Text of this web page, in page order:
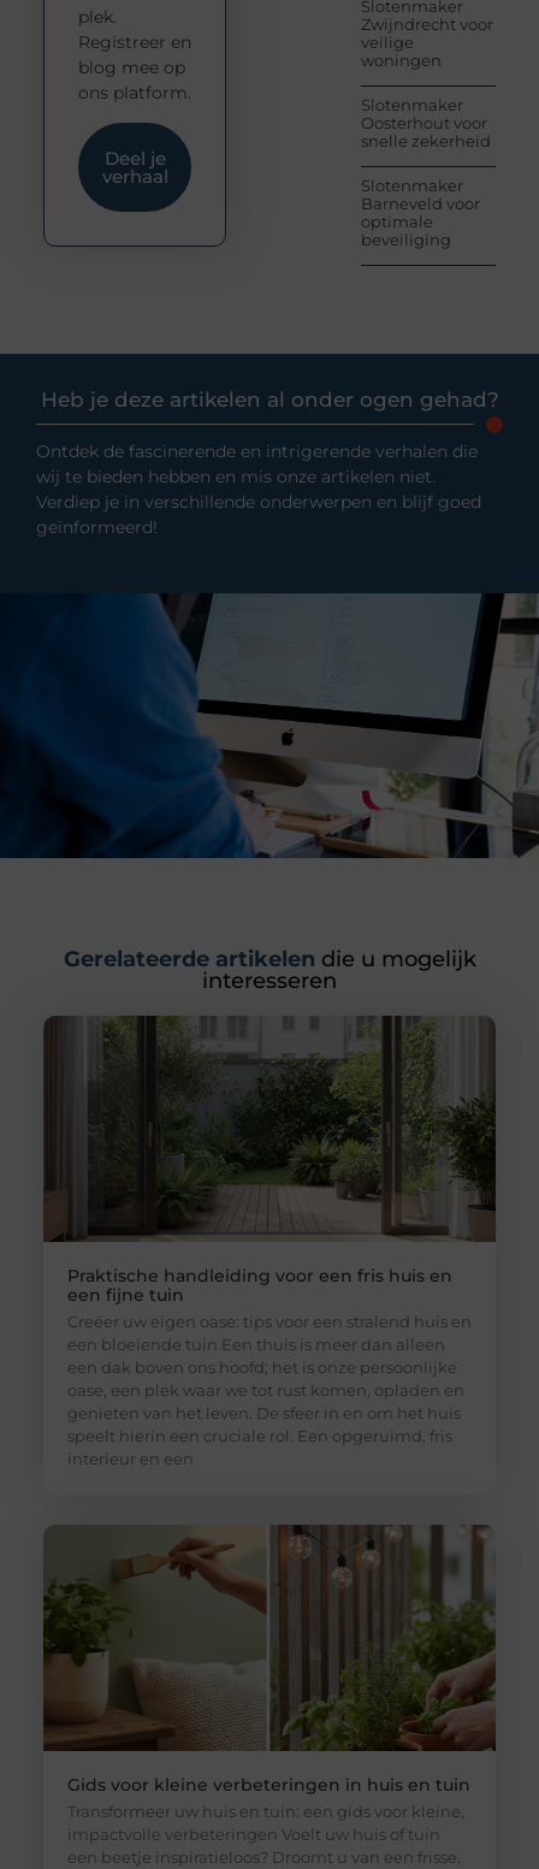
Slotenmaker
Zwijndrecht voor
veilige
woningen
Slotenmaker
Oosterhout voor
snelle zekerheid
Slotenmaker
Barneveld voor
optimale
beveiliging
plek.
Registreer en
blog mee op
ons platform.
Deel je
verhaal
Heb je deze artikelen al onder ogen gehad?
Ontdek de fascinerende en intrigerende verhalen die
wij te bieden hebben en mis onze artikelen niet.
Verdiep je in verschillende onderwerpen en blijf goed
geïnformeerd!
Gerelateerde artikelen die u mogelijk
interesseren
Praktische handleiding voor een fris huis en
een fijne tuin
Creëer uw eigen oase: tips voor een stralend huis en
een bloeiende tuin Een thuis is meer dan alleen
een dak boven ons hoofd; het is onze persoonlijke
oase, een plek waar we tot rust komen, opladen en
genieten van het leven. De sfeer in en om het huis
speelt hierin een cruciale rol. Een opgeruimd, fris
interieur en een
Gids voor kleine verbeteringen in huis en tuin
Transformeer uw huis en tuin: een gids voor kleine,
impactvolle verbeteringen Voelt uw huis of tuin
een beetje inspiratieloos? Droomt u van een frisse,